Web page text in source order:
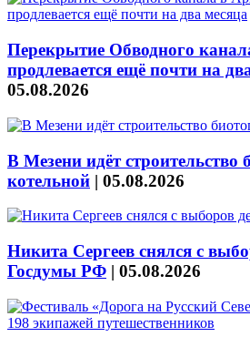
Перекрытие Обводного
продлевается ещё почти на
05.08.2026
В Мезени идёт строительство
котельной | 05.08.2026
Никита Сергеев снялся с
Госдумы РФ | 05.08.2026